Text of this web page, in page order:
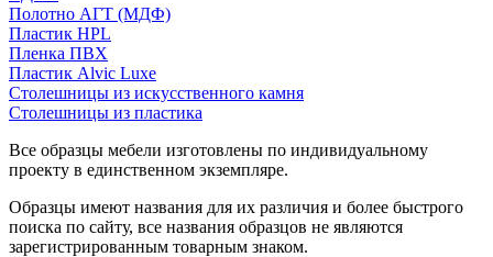
Полотно АГТ (МДФ)
Пластик HPL
Пленка ПВХ
Пластик Alvic Luxe
Столешницы из искусственного камня
Столешницы из пластика
Все образцы мебели изготовлены по индивидуальному
проекту в единственном экземпляре.
Образцы имеют названия для их различия и более быстрого
поиска по сайту, все названия образцов не являются
зарегистрированным товарным знаком.